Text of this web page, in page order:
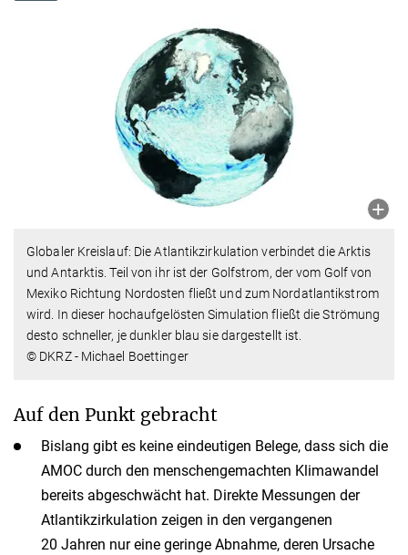
Globaler Kreislauf: Die Atlantikzirkulation verbindet die Arktis
und Antarktis. Teil von ihr ist der Golfstrom, der vom Golf von
Mexiko Richtung Nordosten fließt und zum Nordatlantikstrom
wird. In dieser hochaufgelösten Simulation fließt die Strömung
desto schneller, je dunkler blau sie dargestellt ist.
© DKRZ - Michael Boettinger
Auf den Punkt gebracht
Bislang gibt es keine eindeutigen Belege, dass sich die
AMOC durch den menschengemachten Klimawandel
bereits abgeschwächt hat. Direkte Messungen der
Atlantik­zirkulation zeigen in den vergangenen
20 Jahren nur eine geringe Abnahme, deren Ursache